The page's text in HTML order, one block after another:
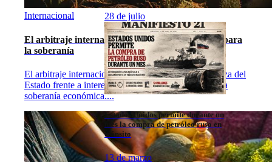
28 de julio
Estados Unidos permite durante un
mes la compra de petróleo ruso en
tránsito
13 de marzo
Internacional
El arbitraje internacional en México: un triunfo para
la soberanía
El arbitraje internacional en México resalta la fortaleza del
Estado frente a intereses corporativos, defendiendo la
soberanía económica....